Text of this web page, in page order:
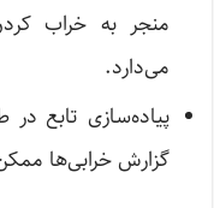
منجر به خراب
می‌دارد.
پیاده‌سازی تابع
گزارش خرابی‌ها